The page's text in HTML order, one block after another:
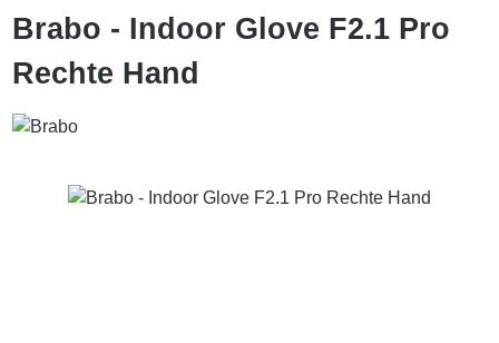
Brabo - Indoor Glove F2.1 Pro
Rechte Hand
Bildergalerie überspringen